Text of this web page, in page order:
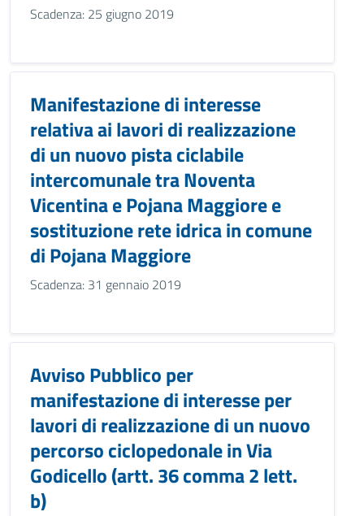
Scadenza: 25 giugno 2019
Manifestazione di interesse
relativa ai lavori di realizzazione
di un nuovo pista ciclabile
intercomunale tra Noventa
Vicentina e Pojana Maggiore e
sostituzione rete idrica in comune
di Pojana Maggiore
Scadenza: 31 gennaio 2019
Avviso Pubblico per
manifestazione di interesse per
lavori di realizzazione di un nuovo
percorso ciclopedonale in Via
Godicello (artt. 36 comma 2 lett.
b)